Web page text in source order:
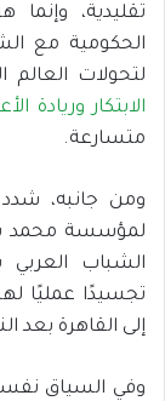
تقليدية،
الحكومية مع
لتحولات العالم
الابتكار وريادة
متسارعة.
ومن جانبه، شدد
لمؤسسة محمد
الشباب
تجسيدًا عمليًا
إلى القاهرة بعد
وفي السياق